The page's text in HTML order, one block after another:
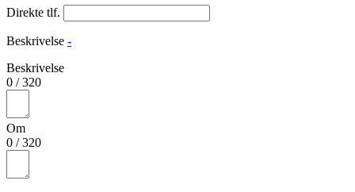
Direkte tlf.
Beskrivelse -
Beskrivelse
0 /320
Om
0 /320